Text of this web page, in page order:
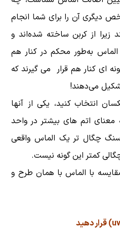
دیگری آن را برای شما انجام
از کربن ساخته شده‌اند و
به‌طور محکم در کنار هم
ای کنار هم قرار می گیرند که
انتخاب کنید، یکی از آنها
معنای اتم های بیشتر در واحد
چگال تر یک الماس واقعی
کمتر این گونه نیست.
با الماس با همان طرح و